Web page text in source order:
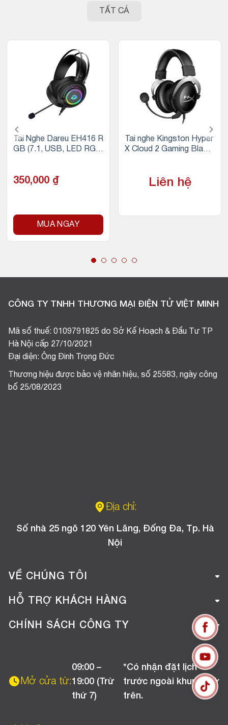
TẤT CẢ
Tai Nghe Dareu EH416 R
GB (7.1, USB, LED RG
350,000 ₫
MUA NGAY
Tai nghe Kingston Hyper
X Cloud 2 Gaming Black
Liên hệ
CÔNG TY TNHH THƯƠNG MẠI ĐIỆN TỬ VIỆT MINH
Mã số thuế: 0109791825 do Sở Kế Hoạch & Đầu Tư TP
Hà Nội cấp 27/10/2021
Đại diện: Ông Đinh Trọng Đức
Thương hiệu được bảo vệ nhãn hiệu, số 25583, ngày công
bố 25/08/2023
Địa chỉ:
Số nhà 25 ngõ 120 Yên Lãng, Đống Đa, Tp. Hà
Nội
VỀ CHÚNG TÔI
Giới thiệu công ty
Tuyển dụng
HỖ TRỢ KHÁCH HÀNG
Hướng dẫn mua hàng online
Chương trình khuyến mãi
CHÍNH SÁCH CÔNG TY
Chính sách bảo hành
Mở cửa từ:
09:00 –
19:00 (Trừ
thứ 7)
*Có nhận đặt lịch
trước ngoài khung giờ
trên.